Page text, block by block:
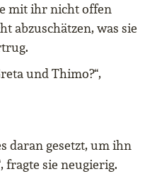
mit ihr nicht offen
abzuschätzen, was sie
und Thimo?“,
daran gesetzt, um ihn
fragte sie neugierig.